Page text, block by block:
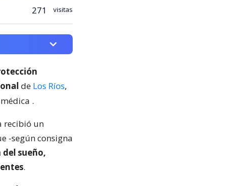
271 visitas
de Los Ríos,
.
recibió un
-según consigna
sueño,
.